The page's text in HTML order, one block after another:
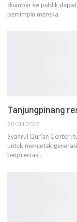
diumbar ke publik
pemimpin mereka.
Tanjungpinang
30 Okt 2022
Syahrul Qur'an Center
untuk mencetak
berprestasi.